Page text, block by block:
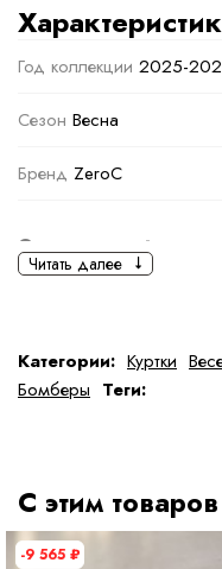
Год коллекции 2025-
Сезон Весна
Бренд ZeroC
Основная
Ткань Полиэстер
Состав ткани 100 %
Дополнительная
Читать далее
Категории: Куртки
Бомберы Теги:
С этим
-9 565 ₽